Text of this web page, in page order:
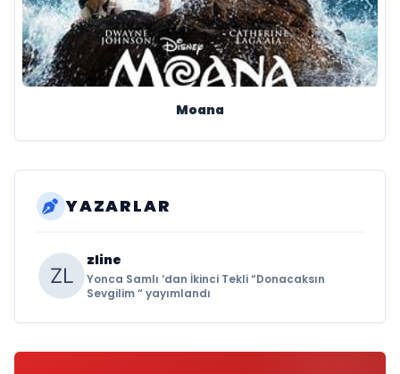
Moana
YAZARLAR
zline
Yonca Samlı ‘dan İkinci Tekli “Donacaksın
Sevgilim “ yayımlandı